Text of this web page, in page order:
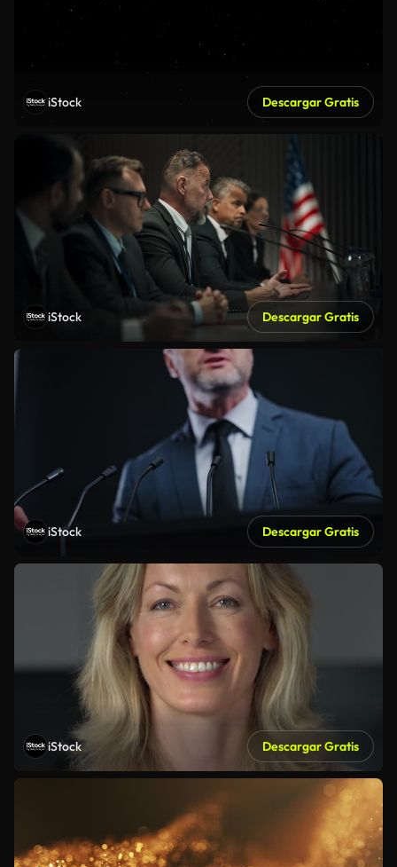
iStock Descargar Gratis
iStock Descargar Gratis
iStock Descargar Gratis
iStock Descargar Gratis